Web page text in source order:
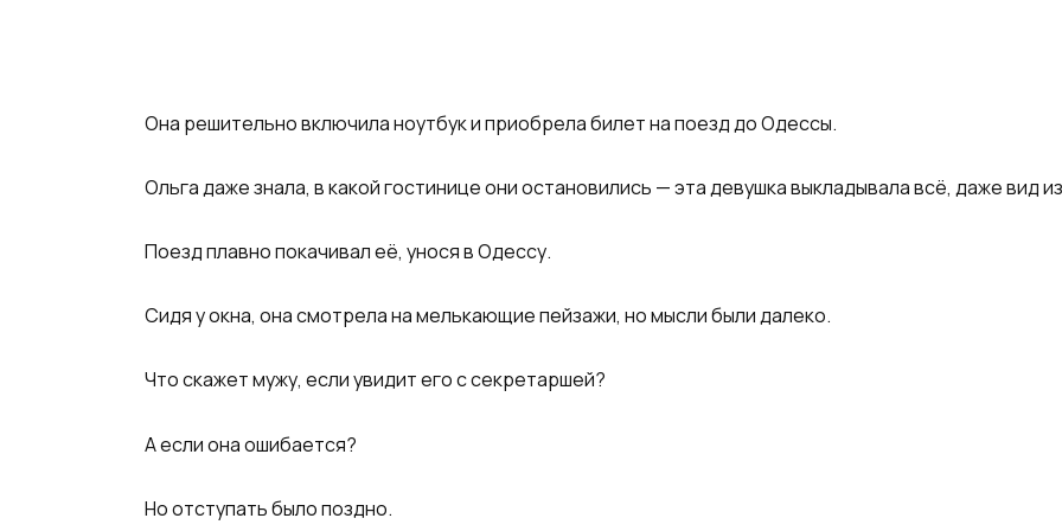
Она решительно включила ноутбук и приобрела билет на поезд до Одессы.
Ольга даже знала, в какой гостинице они остановились — эта девушка выкладывала всё, даже вид
Поезд плавно покачивал её, унося в Одессу.
Сидя у окна, она смотрела на мелькающие пейзажи, но мысли были далеко.
Что скажет мужу, если увидит его с секретаршей?
А если она ошибается?
Но отступать было поздно.